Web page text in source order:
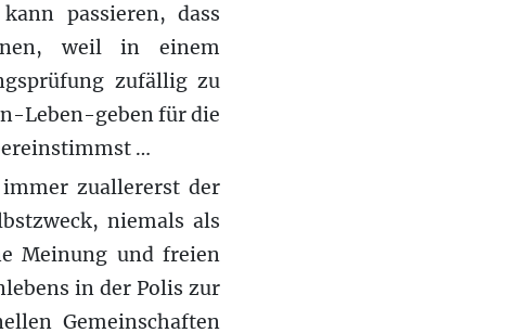
passieren, dass
weil in einem
zufällig zu
Leben-geben für die
…
zuallererst der
niemals als
Meinung und freien
in der Polis zur
Gemeinschaften